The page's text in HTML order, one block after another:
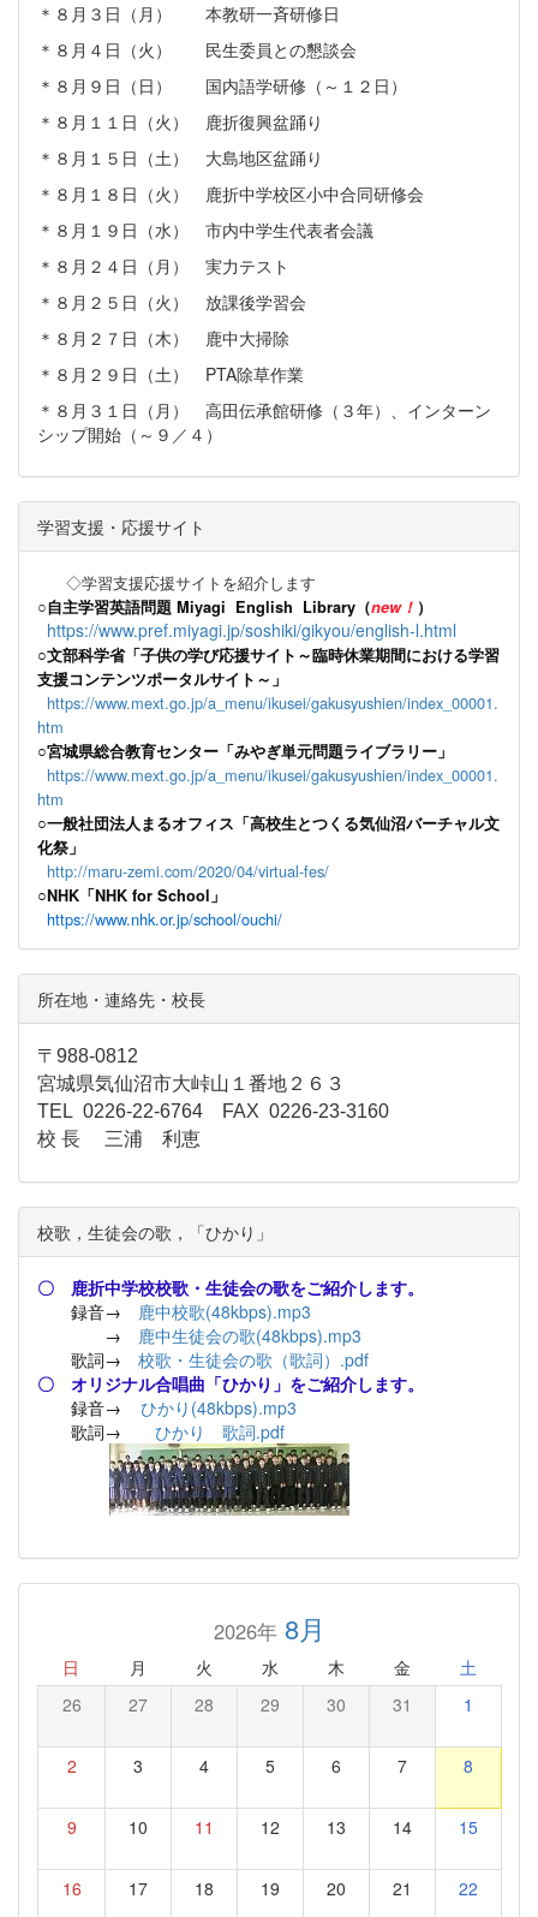
＊８月３日（月） 本教研一斉研修日
＊８月４日（火） 民生委員との懇談会
＊８月９日（日） 国内語学研修（～１２日）
＊８月１１日（火） 鹿折復興盆踊り
＊８月１５日（土） 大島地区盆踊り
＊８月１８日（火） 鹿折中学校区小中合同研修会
＊８月１９日（水） 市内中学生代表者会議
＊８月２４日（月） 実力テスト
＊８月２５日（火） 放課後学習会
＊８月２７日（木） 鹿中大掃除
＊８月２９日（土） PTA除草作業
＊８月３１日（月） 高田伝承館研修（３年）、インターン
シップ開始（～９／４）
学習支援・応援サイト
◇学習支援応援サイトを紹介します
○自主学習英語問題 Miyagi English Library（new！ ）
https://www.pref.miyagi.jp/soshiki/gikyou/english-l.html
○文部科学省「子供の学び応援サイト～臨時休業期間における学習
支援コンテンツポータルサイト～」
https://www.mext.go.jp/a_menu/ikusei/gakusyushien/index_00001.
htm
○宮城県総合教育センター「みやぎ単元問題ライブラリー」
https://www.mext.go.jp/a_menu/ikusei/gakusyushien/index_00001.
htm
○一般社団法人まるオフィス「高校生とつくる気仙沼バーチャル文
化祭」
http://maru-zemi.com/2020/04/virtual-fes/
○NHK「NHK for School」
https://www.nhk.or.jp/school/ouchi/
所在地・連絡先・校長
〒988-0812
宮城県気仙沼市大峠山１番地２６３
TEL 0226-22-6764 FAX 0226-23-3160
校 長 三浦 利恵
校歌，生徒会の歌，「ひかり」
〇 鹿折中学校校歌・生徒会の歌をご紹介します。
録音→ 鹿中校歌(48kbps).mp3
→ 鹿中生徒会の歌(48kbps).mp3
歌詞→ 校歌・生徒会の歌（歌詞）.pdf
〇 オリジナル合唱曲「ひかり」をご紹介します。
録音→ ひかり(48kbps).mp3
歌詞→ ひかり 歌詞.pdf
2026年8月
日 月 火 水 木 金 土
26 27 28 29 30 31 1
2 3 4 5 6 7 8
9 10 11 12 13 14 15
16 17 18 19 20 21 22